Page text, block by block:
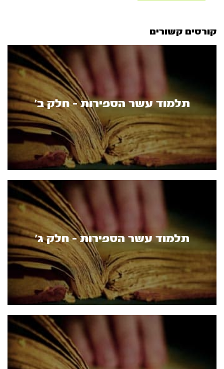
קורסים קשורים
תלמוד עשר הספירות - חלק ב’
תלמוד עשר הספירות - חלק ג'